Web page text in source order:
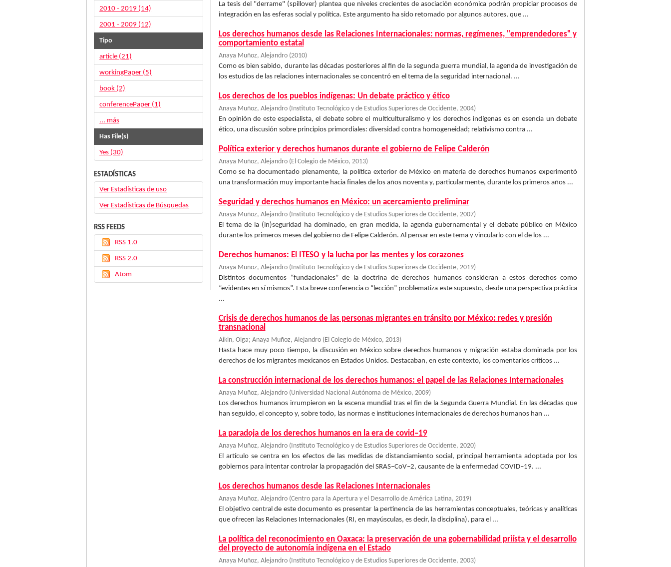
La tesis del "derrame" (spillover) plantea que niveles crecientes de asociación económica podrán propiciar procesos de
integración en las esferas social y política. Este argumento ha sido retomado por algunos autores, que ...
Los derechos humanos desde las Relaciones Internacionales: normas, regímenes, "emprendedores" y
comportamiento estatal
Anaya Muñoz, Alejandro (2010)
Como es bien sabido, durante las décadas posteriores al fin de la segunda guerra mundial, la agenda de investigación de
los estudios de las relaciones internacionales se concentró en el tema de la seguridad internacional. ...
Los derechos de los pueblos indígenas: Un debate práctico y ético
Anaya Muñoz, Alejandro ( Instituto Tecnológico y de Estudios Superiores de Occidente, 2004)
En opinión de este especialista, el debate sobre el multiculturalismo y los derechos indígenas es en esencia un debate
ético, una discusión sobre principios primordiales: diversidad contra homogeneidad; relativismo contra ...
Política exterior y derechos humanos durante el gobierno de Felipe Calderón
Anaya Muñoz, Alejandro ( El Colegio de México, 2013)
Como se ha documentado plenamente, la política exterior de México en materia de derechos humanos experimentó
una transformación muy importante hacia finales de los años noventa y, particularmente, durante los primeros años ...
Seguridad y derechos humanos en México: un acercamiento preliminar
Anaya Muñoz, Alejandro ( Instituto Tecnológico y de Estudios Superiores de Occidente, 2007)
El tema de la (in)seguridad ha dominado, en gran medida, la agenda gubernamental y el debate público en México
durante los primeros meses del gobierno de Felipe Calderón. Al pensar en este tema y vincularlo con el de los ...
Derechos humanos: El ITESO y la lucha por las mentes y los corazones
Anaya Muñoz, Alejandro ( Instituto Tecnológico y de Estudios Superiores de Occidente, 2019)
Distintos documentos “fundacionales” de la doctrina de derechos humanos consideran a estos derechos como
“evidentes en sí mismos”. Esta breve conferencia o “lección” problematiza este supuesto, desde una perspectiva práctica
...
Crisis de derechos humanos de las personas migrantes en tránsito por México: redes y presión
transnacional
Aikin, Olga; Anaya Muñoz, Alejandro ( El Colegio de México, 2013)
Hasta hace muy poco tiempo, la discusión en México sobre derechos humanos y migración estaba dominada por los
derechos de los migrantes mexicanos en Estados Unidos. Destacaban, en este contexto, los comentarios críticos ...
La construcción internacional de los derechos humanos: el papel de las Relaciones Internacionales
Anaya Muñoz, Alejandro (Universidad Nacional Autónoma de México, 2009)
Los derechos humanos irrumpieron en la escena mundial tras el fin de la Segunda Guerra Mundial. En las décadas que
han seguido, el concepto y, sobre todo, las normas e instituciones internacionales de derechos humanos han ...
La paradoja de los derechos humanos en la era de covid–19
Anaya Muñoz, Alejandro ( Instituto Tecnológico y de Estudios Superiores de Occidente, 2020)
El artículo se centra en los efectos de las medidas de distanciamiento social, principal herramienta adoptada por los
gobiernos para intentar controlar la propagación del SRAS–CoV–2, causante de la enfermedad COVID–19. ...
Los derechos humanos desde las Relaciones Internacionales
Anaya Muñoz, Alejandro (Centro para la Apertura y el Desarrollo de América Latina, 2019)
El objetivo central de este documento es presentar la pertinencia de las herramientas conceptuales, teóricas y analíticas
que ofrecen las Relaciones Internacionales (RI, en mayúsculas, es decir, la disciplina), para el ...
La política del reconocimiento en Oaxaca: la preservación de una gobernabilidad priísta y el desarrollo
del proyecto de autonomía indígena en el Estado
Anaya Muñoz, Alejandro ( Instituto Tecnológico y de Estudios Superiores de Occidente, 2003)
2010 - 2019 (14)
2001 - 2009 (12)
Tipo
article (21)
workingPaper (5)
book (2)
conferencePaper (1)
... más
Has File(s)
Yes (30)
ESTADÍSTICAS
Ver Estadísticas de uso
Ver Estadísticas de Búsquedas
RSS FEEDS
RSS 1.0
RSS 2.0
Atom